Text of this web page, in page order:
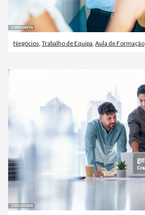
Negócios Trabalho de Equipa Aula de Formação